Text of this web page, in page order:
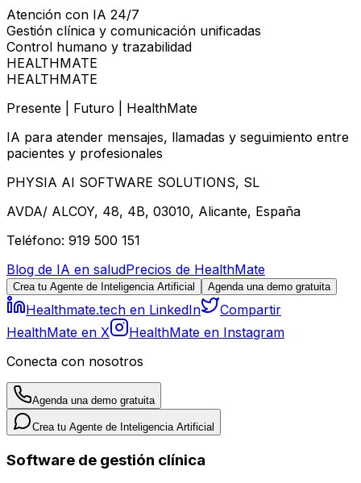
Atención con IA 24/7
Gestión clínica y comunicación unificadas
Control humano y trazabilidad
HEALTHMATE
HEALTHMATE
Presente | Futuro | HealthMate
IA para atender mensajes, llamadas y seguimiento entre
pacientes y profesionales
PHYSIA AI SOFTWARE SOLUTIONS, SL
AVDA/ ALCOY, 48, 4B, 03010, Alicante, España
Teléfono: 919 500 151
Blog de IA en saludPrecios de HealthMate
Crea tu Agente de Inteligencia Artificial Agenda una demo gratuita
Healthmate.tech en LinkedIn
Compartir
HealthMate en X
HealthMate en Instagram
Conecta con nosotros
Agenda una demo gratuita
Crea tu Agente de Inteligencia Artificial
Software de gestión clínica